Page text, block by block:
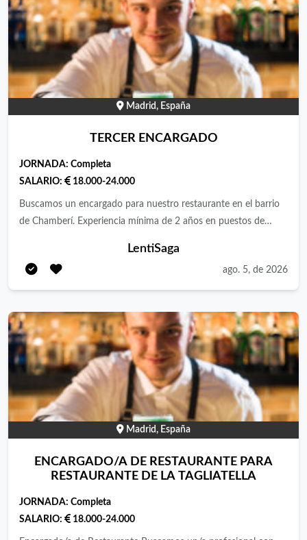
Madrid, España
TERCER ENCARGADO
JORNADA: Completa
SALARIO:
18.000-24.000
Buscamos un encargado para nuestro restaurante en el barrio
de Chamberí. Experiencia mínima de 2 años en puestos de
en software de gestión de restauración. Entregar curriculum en
la calle Eloy Gonzalo 26
LentiSaga
ago. 5, de 2026
Madrid, España
ENCARGADO/A DE RESTAURANTE PARA
RESTAURANTE DE LA TAGLIATELLA
JORNADA: Completa
SALARIO:
18.000-24.000